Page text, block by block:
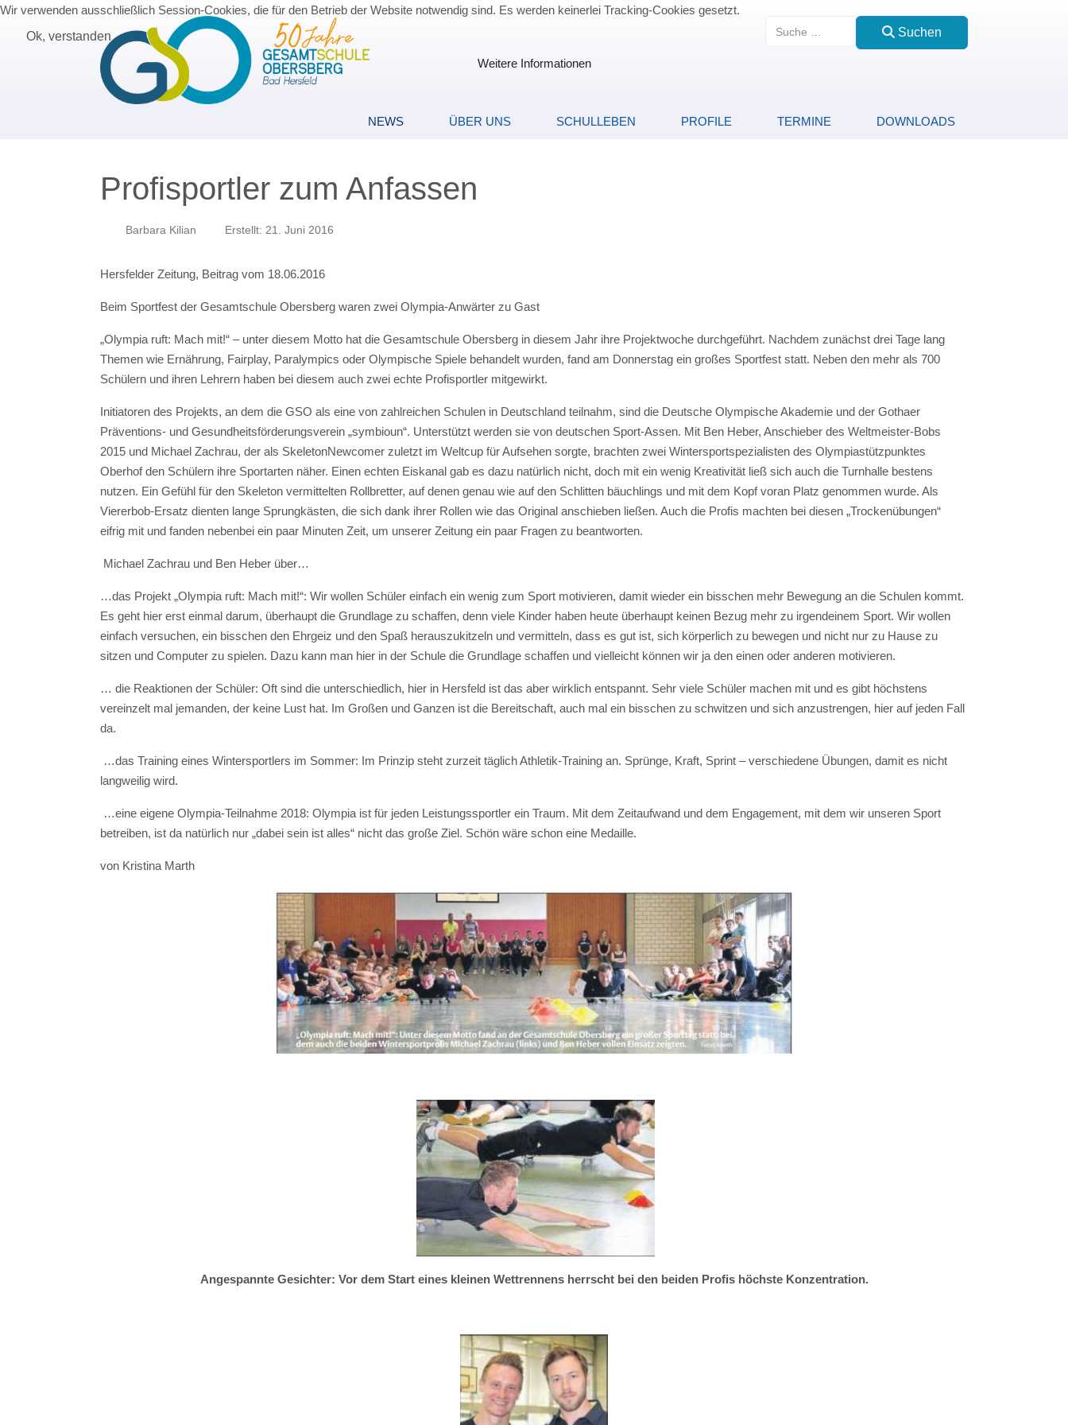
Suchen
Suchen
NEWS ÜBER UNS SCHULLEBEN PROFILE TERMINE DOWNLOADS
Profisportler zum Anfassen
Barbara Kilian Erstellt: 21. Juni 2016
Hersfelder Zeitung, Beitrag vom 18.06.2016
Beim Sportfest der Gesamtschule Obersberg waren zwei Olympia-Anwärter zu Gast
„Olympia ruft: Mach mit!“ – unter diesem Motto hat die Gesamtschule Obersberg in diesem Jahr ihre Projektwoche durchgeführt. Nachdem zunächst drei Tage lang
Themen wie Ernährung, Fairplay, Paralympics oder Olympische Spiele behandelt wurden, fand am Donnerstag ein großes Sportfest statt. Neben den mehr als 700
Schülern und ihren Lehrern haben bei diesem auch zwei echte Profisportler mitgewirkt.
Initiatoren des Projekts, an dem die GSO als eine von zahlreichen Schulen in Deutschland teilnahm, sind die Deutsche Olympische Akademie und der Gothaer
Präventions- und Gesundheitsförderungsverein „symbioun“. Unterstützt werden sie von deutschen Sport-Assen. Mit Ben Heber, Anschieber des Weltmeister-Bobs
2015 und Michael Zachrau, der als SkeletonNewcomer zuletzt im Weltcup für Aufsehen sorgte, brachten zwei Wintersportspezialisten des Olympiastützpunktes
Oberhof den Schülern ihre Sportarten näher. Einen echten Eiskanal gab es dazu natürlich nicht, doch mit ein wenig Kreativität ließ sich auch die Turnhalle bestens
nutzen. Ein Gefühl für den Skeleton vermittelten Rollbretter, auf denen genau wie auf den Schlitten bäuchlings und mit dem Kopf voran Platz genommen wurde. Als
Viererbob-Ersatz dienten lange Sprungkästen, die sich dank ihrer Rollen wie das Original anschieben ließen. Auch die Profis machten bei diesen „Trockenübungen“
eifrig mit und fanden nebenbei ein paar Minuten Zeit, um unserer Zeitung ein paar Fragen zu beantworten.
Michael Zachrau und Ben Heber über…
…das Projekt „Olympia ruft: Mach mit!“: Wir wollen Schüler einfach ein wenig zum Sport motivieren, damit wieder ein bisschen mehr Bewegung an die Schulen kommt.
Es geht hier erst einmal darum, überhaupt die Grundlage zu schaffen, denn viele Kinder haben heute überhaupt keinen Bezug mehr zu irgendeinem Sport. Wir wollen
einfach versuchen, ein bisschen den Ehrgeiz und den Spaß herauszukitzeln und vermitteln, dass es gut ist, sich körperlich zu bewegen und nicht nur zu Hause zu
sitzen und Computer zu spielen. Dazu kann man hier in der Schule die Grundlage schaffen und vielleicht können wir ja den einen oder anderen motivieren.
… die Reaktionen der Schüler: Oft sind die unterschiedlich, hier in Hersfeld ist das aber wirklich entspannt. Sehr viele Schüler machen mit und es gibt höchstens
vereinzelt mal jemanden, der keine Lust hat. Im Großen und Ganzen ist die Bereitschaft, auch mal ein bisschen zu schwitzen und sich anzustrengen, hier auf jeden Fall
da.
…das Training eines Wintersportlers im Sommer: Im Prinzip steht zurzeit täglich Athletik-Training an. Sprünge, Kraft, Sprint – verschiedene Übungen, damit es nicht
langweilig wird.
…eine eigene Olympia-Teilnahme 2018: Olympia ist für jeden Leistungssportler ein Traum. Mit dem Zeitaufwand und dem Engagement, mit dem wir unseren Sport
betreiben, ist da natürlich nur „dabei sein ist alles“ nicht das große Ziel. Schön wäre schon eine Medaille.
von Kristina Marth
Angespannte Gesichter: Vor dem Start eines kleinen Wettrennens herrscht bei den beiden Profis höchste Konzentration.
Wir verwenden ausschließlich Session-Cookies, die für den Betrieb der Website notwendig sind. Es werden keinerlei Tracking-Cookies gesetzt.
Ok, verstanden
Weitere Informationen